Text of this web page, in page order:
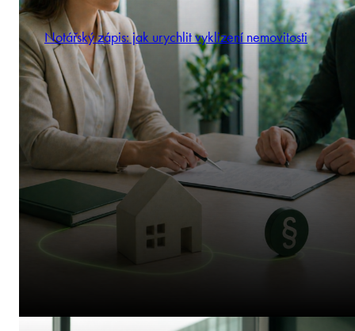
Notářský zápis: jak urychlit vyklizení nemovitosti